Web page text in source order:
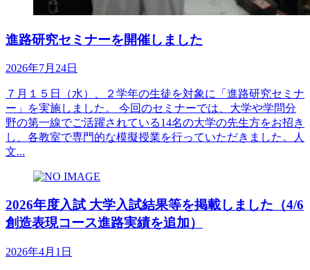
進路研究セミナーを開催しました
2026年7月24日
７月１５日（水）、２学年の生徒を対象に「進路研究セミナ
ー」を実施しました。 今回のセミナーでは、大学や学問分
野の第一線でご活躍されている14名の大学の先生方をお招き
し、各教室で専門的な模擬授業を行っていただきました。人
文...
2026年度入試 大学入試結果等を掲載しました（4/6
創造表現コース進路実績を追加）
2026年4月1日